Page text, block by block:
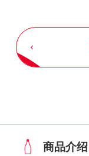
商品介绍